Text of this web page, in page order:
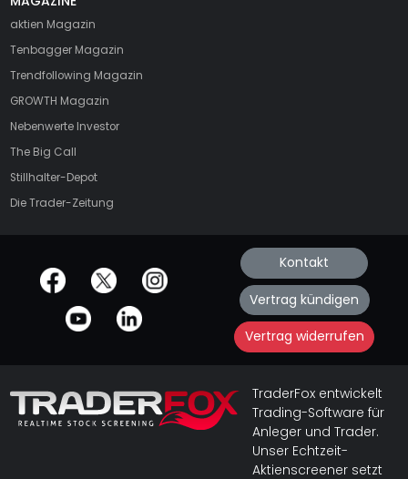
aktien Magazin
Tenbagger Magazin
Trendfollowing Magazin
GROWTH Magazin
Nebenwerte Investor
The Big Call
Stillhalter-Depot
Die Trader-Zeitung
offizielle Social Media-Accounts Kontakt
Vertrag kündigen
Vertrag widerrufen
TraderFox entwickelt
Trading-Software für
Anleger und Trader.
Unser Echtzeit-
Aktienscreener setzt